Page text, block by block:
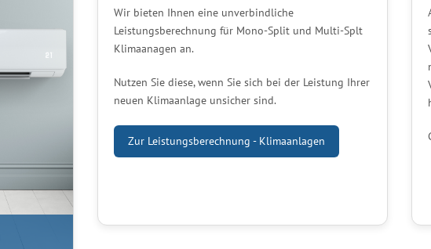
Wir bieten Ihnen eine unverbindliche
Leistungsberechnung für Mono-Split und Multi-Splt
Klimaanagen an.
Nutzen Sie diese, wenn Sie sich bei der Leistung Ihrer
neuen Klimaanlage unsicher sind.
Zur Leistungsberechnung - Klimaanlagen